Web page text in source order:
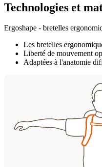
Technologies et
Ergoshape - bretelles
Les bretelles
Liberté de mouvement
Adaptées à l'anatomie